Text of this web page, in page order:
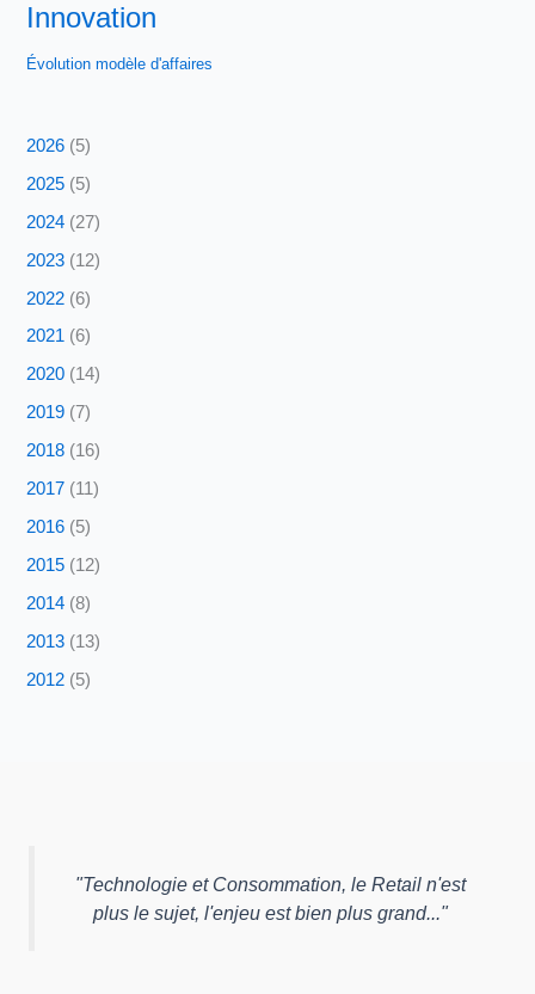
Innovation
Évolution modèle d'affaires
2026 (5)
2025 (5)
2024 (27)
2023 (12)
2022 (6)
2021 (6)
2020 (14)
2019 (7)
2018 (16)
2017 (11)
2016 (5)
2015 (12)
2014 (8)
2013 (13)
2012 (5)
"Technologie et Consommation, le Retail n'est
plus le sujet, l'enjeu est bien plus grand... "